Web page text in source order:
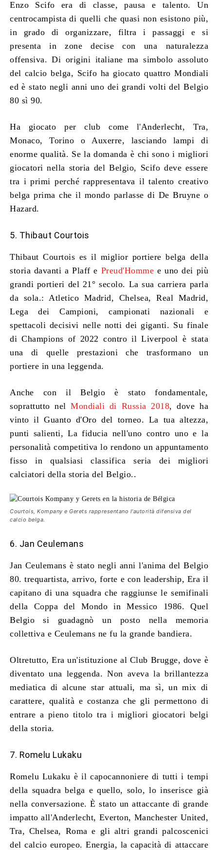
Enzo Scifo era di classe, pausa e talento. Un
centrocampista di quelli che quasi non esistono più,
in grado di organizzare, filtra i passaggi e si
presenta in zone decise con una naturalezza
offensiva. Di origini italiane ma simbolo assoluto
del calcio belga, Scifo ha giocato quattro Mondiali
ed è stato negli anni uno dei grandi volti del Belgio
80 sì 90.
Ha giocato per club come l'Anderlecht, Tra,
Monaco, Torino o Auxerre, lasciando lampi di
enorme qualità. Se la domanda è chi sono i migliori
giocatori nella storia del Belgio, Scifo deve essere
tra i primi perché rappresentava il talento creativo
belga prima che il mondo parlasse di De Bruyne o
Hazard.
5. Thibaut Courtois
Thibaut Courtois esil miglior portiere belga della
storia davanti a Plaff e Preud'Homme e uno dei più
grandi portieri del 21° secolo. La sua carriera parla
da sola.: Atletico Madrid, Chelsea, Real Madrid,
Lega dei Campioni, campionati nazionali e
spettacoli decisivi nelle notti dei giganti. Su finale
di Champions of 2022 contro il Liverpool è stata
una di quelle prestazioni che trasformano un
portiere in una leggenda.
Anche con il Belgio è stato fondamentale,
soprattutto nelMondiali di Russia 2018, dove ha
vinto il Guanto d'Oro del torneo. La tua altezza,
punti salienti, La fiducia nell'uno contro uno e la
personalità competitiva lo rendono un appuntamento
fisso in qualsiasi classifica seria dei migliori
calciatori della storia del Belgio..
Courtois, Kompany e Gerets rappresentano l'autorità difensiva del
calcio belga.
6. Jan Ceulemans
Jan Ceulemans è stato negli anni l'anima del Belgio
80. trequartista, arrivo, forte e con leadership, Era il
capitano di una squadra che raggiunse le semifinali
della Coppa del Mondo in Messico 1986. Quel
Belgio si guadagnò un posto nella memoria
collettiva e Ceulemans ne fu la grande bandiera.
Oltretutto, Era un'istituzione al Club Brugge, dove è
diventato una leggenda. Non aveva la brillantezza
mediatica di alcune star attuali, ma sì, un mix di
carattere, qualità e costanza che gli permettono di
entrare a pieno titolo tra i migliori giocatori belgi
della storia.
7. Romelu Lukaku
Romelu Lukaku è il capocannoniere di tutti i tempi
della squadra belga e quello, solo, lo inserisce già
nella conversazione. È stato un attaccante di grande
impatto all'Anderlecht, Everton, Manchester United,
Tra, Chelsea, Roma e gli altri grandi palcoscenici
del calcio europeo. Energia, la capacità di attaccare